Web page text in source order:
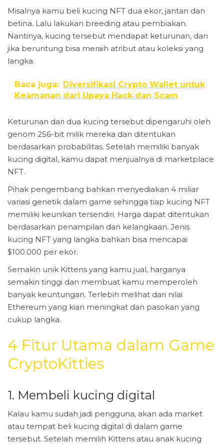
Misalnya kamu beli kucing NFT dua ekor, jantan dan
betina. Lalu lakukan breeding atau pembiakan.
Nantinya, kucing tersebut mendapat keturunan, dan
jika beruntung bisa meraih atribut atau koleksi yang
langka.
Baca juga: Diversifikasi Crypto Wallet untuk
Keamanan dari Upaya Hack dan Scam
Keturunan dari dua kucing tersebut dipengaruhi oleh
genom 256-bit milik mereka dan ditentukan
berdasarkan probabilitas. Setelah memiliki banyak
kucing digital, kamu dapat menjualnya di marketplace
NFT.
Pihak pengembang bahkan menyediakan 4 miliar
variasi genetik dalam game sehingga tiap kucing NFT
memiliki keunikan tersendiri. Harga dapat ditentukan
berdasarkan penampilan dan kelangkaan. Jenis
kucing NFT yang langka bahkan bisa mencapai
$100.000 per ekor.
Semakin unik Kittens yang kamu jual, harganya
semakin tinggi dan membuat kamu memperoleh
banyak keuntungan. Terlebih melihat dari nilai
Ethereum yang kian meningkat dan pasokan yang
cukup langka.
4 Fitur Utama dalam Game
CryptoKitties
1. Membeli kucing digital
Kalau kamu sudah jadi pengguna, akan ada market
atau tempat beli kucing digital di dalam game
tersebut. Setelah memilih Kittens atau anak kucing